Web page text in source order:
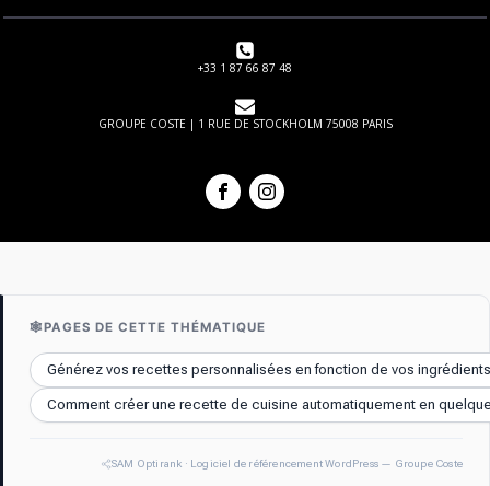
+33 1 87 66 87 48
GROUPE COSTE | 1 RUE DE STOCKHOLM 75008 PARIS
🕸️PAGES DE CETTE THÉMATIQUE
Générez vos recettes personnalisées en fonction de vos ingrédients
Comment créer une recette de cuisine automatiquement en
SAM Optirank · Logiciel de référencement WordPress — Groupe Coste